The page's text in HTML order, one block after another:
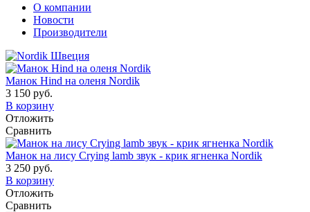
О компании
Новости
Производители
Манок Hind на оленя Nordik
3 150 руб.
В корзину
Отложить
Сравнить
Манок на лису Crying lamb звук - крик ягненка Nordik
3 250 руб.
В корзину
Отложить
Сравнить